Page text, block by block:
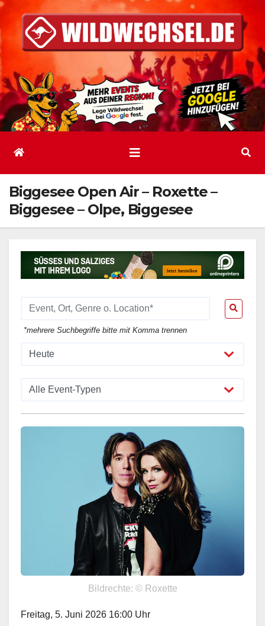
Inhalt
springen
Biggesee Open Air – Roxette –
Biggesee – Olpe, Biggesee
*mehrere Suchbegriffe bitte mit Komma trennen
Bildrechte: © Roxette
Freitag, 5. Juni 2026 16:00 Uhr